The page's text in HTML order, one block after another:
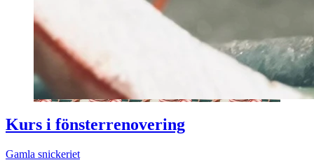
Kurs i fönsterrenovering
Gamla snickeriet